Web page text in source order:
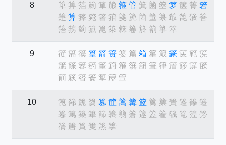
8 箄 箅 箔 箣 箪 箙 箍 管 箕 箘 箜 箩 箧 箐 箬
箑 算 箨 箢 箸 箝 箋 箎 箇 箠 箓 箃 箆 箥 箁
箈 箉 箌 箛 箟 箂 箖 箞 箊 箚 箏 箤
9 箯 篅 篌 篁 箭 篑 篓 篇 箱 篂 箴 篆 篋 範 箲
箷 篨 箺 箹 箽 篈 篐 篊 箶 箿 箻 篃 篎 箳 篏
箾 篍 箵 篒 箰 箼 箮
10 篦 篰 篪 篘 篡 篚 篙 篝 篮 篱 篥 篢 篷 篠 簉
篹 篤 築 篳 篩 簑 篛 篬 篴 篕 篧 篯 篭 篞 篣
篟 篖 篔 篗 篜 篫